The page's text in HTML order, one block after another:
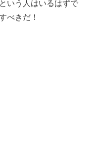
いう人はいるはずで
べきだ！